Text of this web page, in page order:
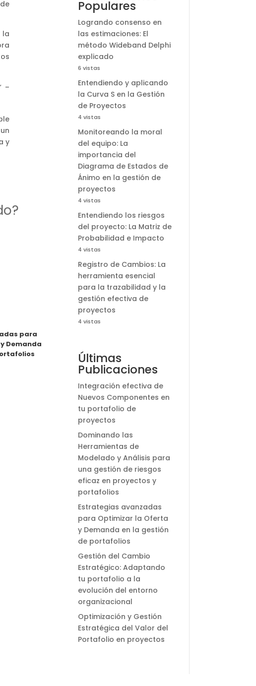
la
–
y
para
Demanda
Populares
Logrando consenso en
las estimaciones: El
método Wideband Delphi
explicado
6 vistas
Entendiendo y aplicando
la Curva S en la Gestión
de Proyectos
4 vistas
Monitoreando la moral
del equipo: La
importancia del
Diagrama de Estados de
Ánimo en la gestión de
proyectos
4 vistas
Entendiendo los riesgos
del proyecto: La Matriz de
Probabilidad e Impacto
4 vistas
Registro de Cambios: La
herramienta esencial
para la trazabilidad y la
gestión efectiva de
proyectos
4 vistas
Últimas
Publicaciones
Integración efectiva de
Nuevos Componentes en
tu portafolio de
proyectos
Dominando las
Herramientas de
Modelado y Análisis para
una gestión de riesgos
eficaz en proyectos y
portafolios
Estrategias avanzadas
para Optimizar la Oferta
y Demanda en la gestión
de portafolios
Gestión del Cambio
Estratégico: Adaptando
tu portafolio a la
evolución del entorno
organizacional
Optimización y Gestión
Estratégica del Valor del
Portafolio en proyectos